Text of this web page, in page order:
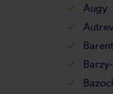
Augy